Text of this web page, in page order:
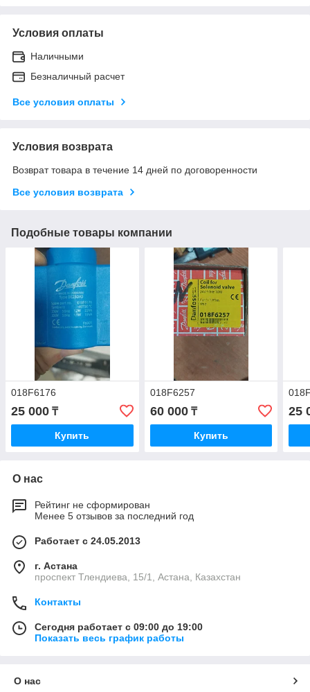
Условия оплаты
Наличными
Безналичный расчет
Все условия оплаты
Условия возврата
Возврат товара в течение 14 дней по договоренности
Все условия возврата
Подобные товары компании
018F6176
25 000 ₸
Купить
018F6257
60 000₸
Купить
25
О нас
Рейтинг не сформирован
Менее 5 отзывов за последний год
Работает с 24.05.2013
г. Астана
проспект Тлендиева, 15/1, Астана, Казахстан
Контакты
Сегодня работает с 09:00 до 19:00
Показать весь график работы
О нас